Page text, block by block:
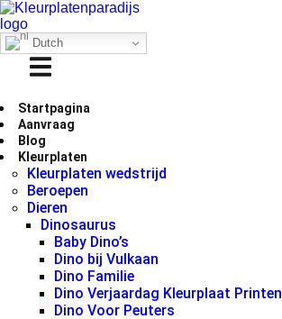
Dutch
Startpagina
Aanvraag
Blog
Kleurplaten
Kleurplaten wedstrijd
Beroepen
Dieren
Dinosaurus
Baby Dino’s
Dino bij Vulkaan
Dino Familie
Dino Verjaardag Kleurplaat Printen
Dino Voor Peuters